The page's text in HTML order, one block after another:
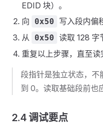
EDID 块）。
向
0x50 写入段内偏
从
0x50 读取 128 字
重复以上步骤，直至读
段指针是独立状态，不
到 0。读取基础段前也
2.4 调试要点